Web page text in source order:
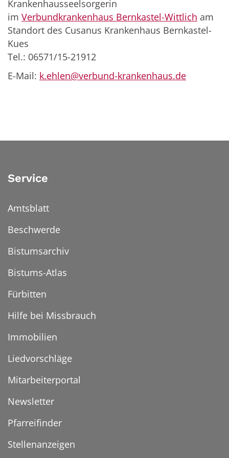
Krankenhausseelsorgerin
im Verbundkrankenhaus Bernkastel-Wittlich am
Standort des Cusanus Krankenhaus Bernkastel-
Kues
Tel.: 06571/15-21912
E-Mail: k.ehlen@verbund-krankenhaus.de
Service
Amtsblatt
Beschwerde
Bistumsarchiv
Bistums-Atlas
Fürbitten
Hilfe bei Missbrauch
Immobilien
Liedvorschläge
Mitarbeiterportal
Newsletter
Pfarreifinder
Stellenanzeigen